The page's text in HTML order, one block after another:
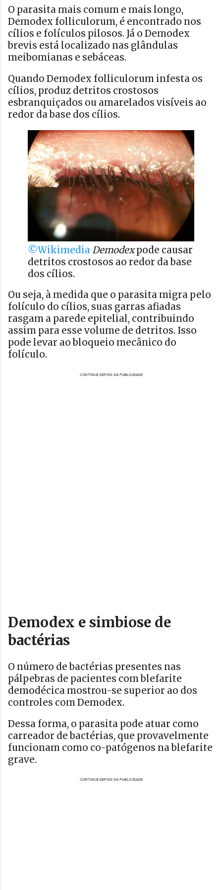
O parasita mais comum e mais longo,
Demodex folliculorum, é encontrado nos
cílios e folículos pilosos. Já o Demodex
brevis está localizado nas glândulas
meibomianas e sebáceas.
Quando Demodex folliculorum infesta os
cílios, produz detritos crostosos
esbranquiçados ou amarelados visíveis ao
redor da base dos cílios.
©Wikimedia Demodexpode causar
detritos crostosos ao redor da base
dos cílios.
Ou seja, à medida que o parasita migra pelo
folículo do cílios, suas garras afiadas
rasgam a parede epitelial, contribuindo
assim para esse volume de detritos. Isso
pode levar ao bloqueio mecânico do
folículo.
Demodex e simbiose de
bactérias
O número de bactérias presentes nas
pálpebras de pacientes com blefarite
demodécica mostrou-se superior ao dos
controles com Demodex.
Dessa forma, o parasita pode atuar como
carreador de bactérias, que provavelmente
funcionam como co-patógenos na blefarite
grave.